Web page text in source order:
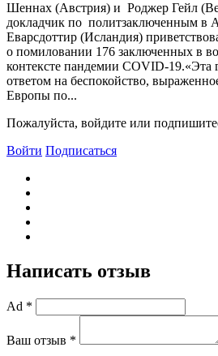
Шеннах (Австрия) и Роджер Гейл
докладчик по политзаключенным в
Еварсдоттир (Исландия)
о помиловании 176 заключенных в
контексте пандемии COVID-19.«Эта
ответом на беспокойство,
Европы по...
Пожалуйста, войдите или
Войти Подписаться
Написать отзыв
Ad *
Ваш отзыв *